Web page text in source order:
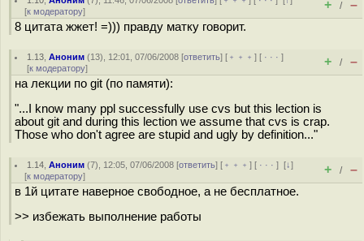
[к модератору] + / –
8 цитата жжет! =))) правду матку говорит.
1.13 ,Аноним (13), 12:01, 07/06/2008 [ответить] [ ﹢﹢﹢] [ · · ·]
[к модератору] + / –
на лекции по git (по памяти):
"...I know many ppl successfully use cvs but this lection is
about git and during this lection we assume that cvs is crap.
Those who don't agree are stupid and ugly by definition..."
1.14 ,Аноним (7), 12:05, 07/06/2008 [ответить] [ ﹢﹢﹢] [ · · ·][↓]
[к модератору] + / –
в 1й цитате наверное свободное, а не бесплатное.
>> избежать выполнение работы